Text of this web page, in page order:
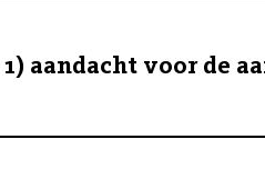
aandacht voor de